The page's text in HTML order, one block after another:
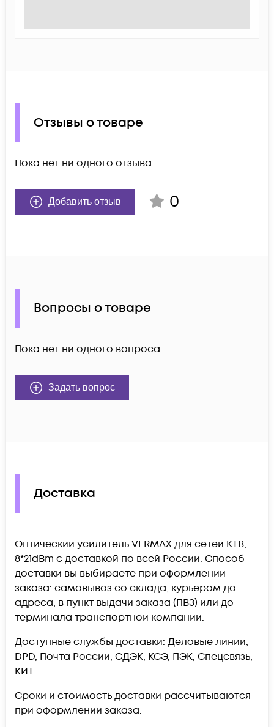
Отзывы о товаре
Пока нет ни одного отзыва
Добавить отзыв 0
Вопросы о товаре
Пока нет ни одного вопроса.
Задать вопрос
Доставка
Оптический усилитель VERMAX для сетей КТВ,
8*21dBm c доставкой по всей России. Способ
доставки вы выбираете при оформлении
заказа: самовывоз со склада, курьером до
адреса, в пункт выдачи заказа (ПВЗ) или до
терминала транспортной компании.
Доступные службы доставки: Деловые линии,
DPD, Почта России, СДЭК, КСЭ, ПЭК, Спецсвязь,
КИТ.
Сроки и стоимость доставки рассчитываются
при оформлении заказа.